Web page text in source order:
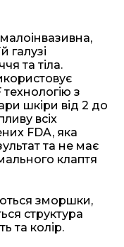
галузі
та тіла.
з
шкіри від 2 до
всіх
FDA, яка
та не має
клаптя
зморшки,
структура
та колір.